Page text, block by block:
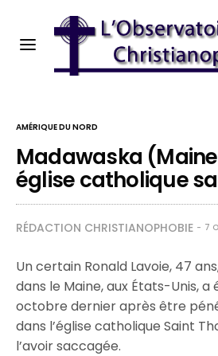
AMÉRIQUE DU NORD
Madawaska
église catholique
RÉDACTION CHRISTIANOPHOBIE 7
Un certain Ronald Lavoie, 47
dans le Maine, aux États-Unis,
octobre dernier après être
dans l’église catholique Saint
l’avoir saccagée.